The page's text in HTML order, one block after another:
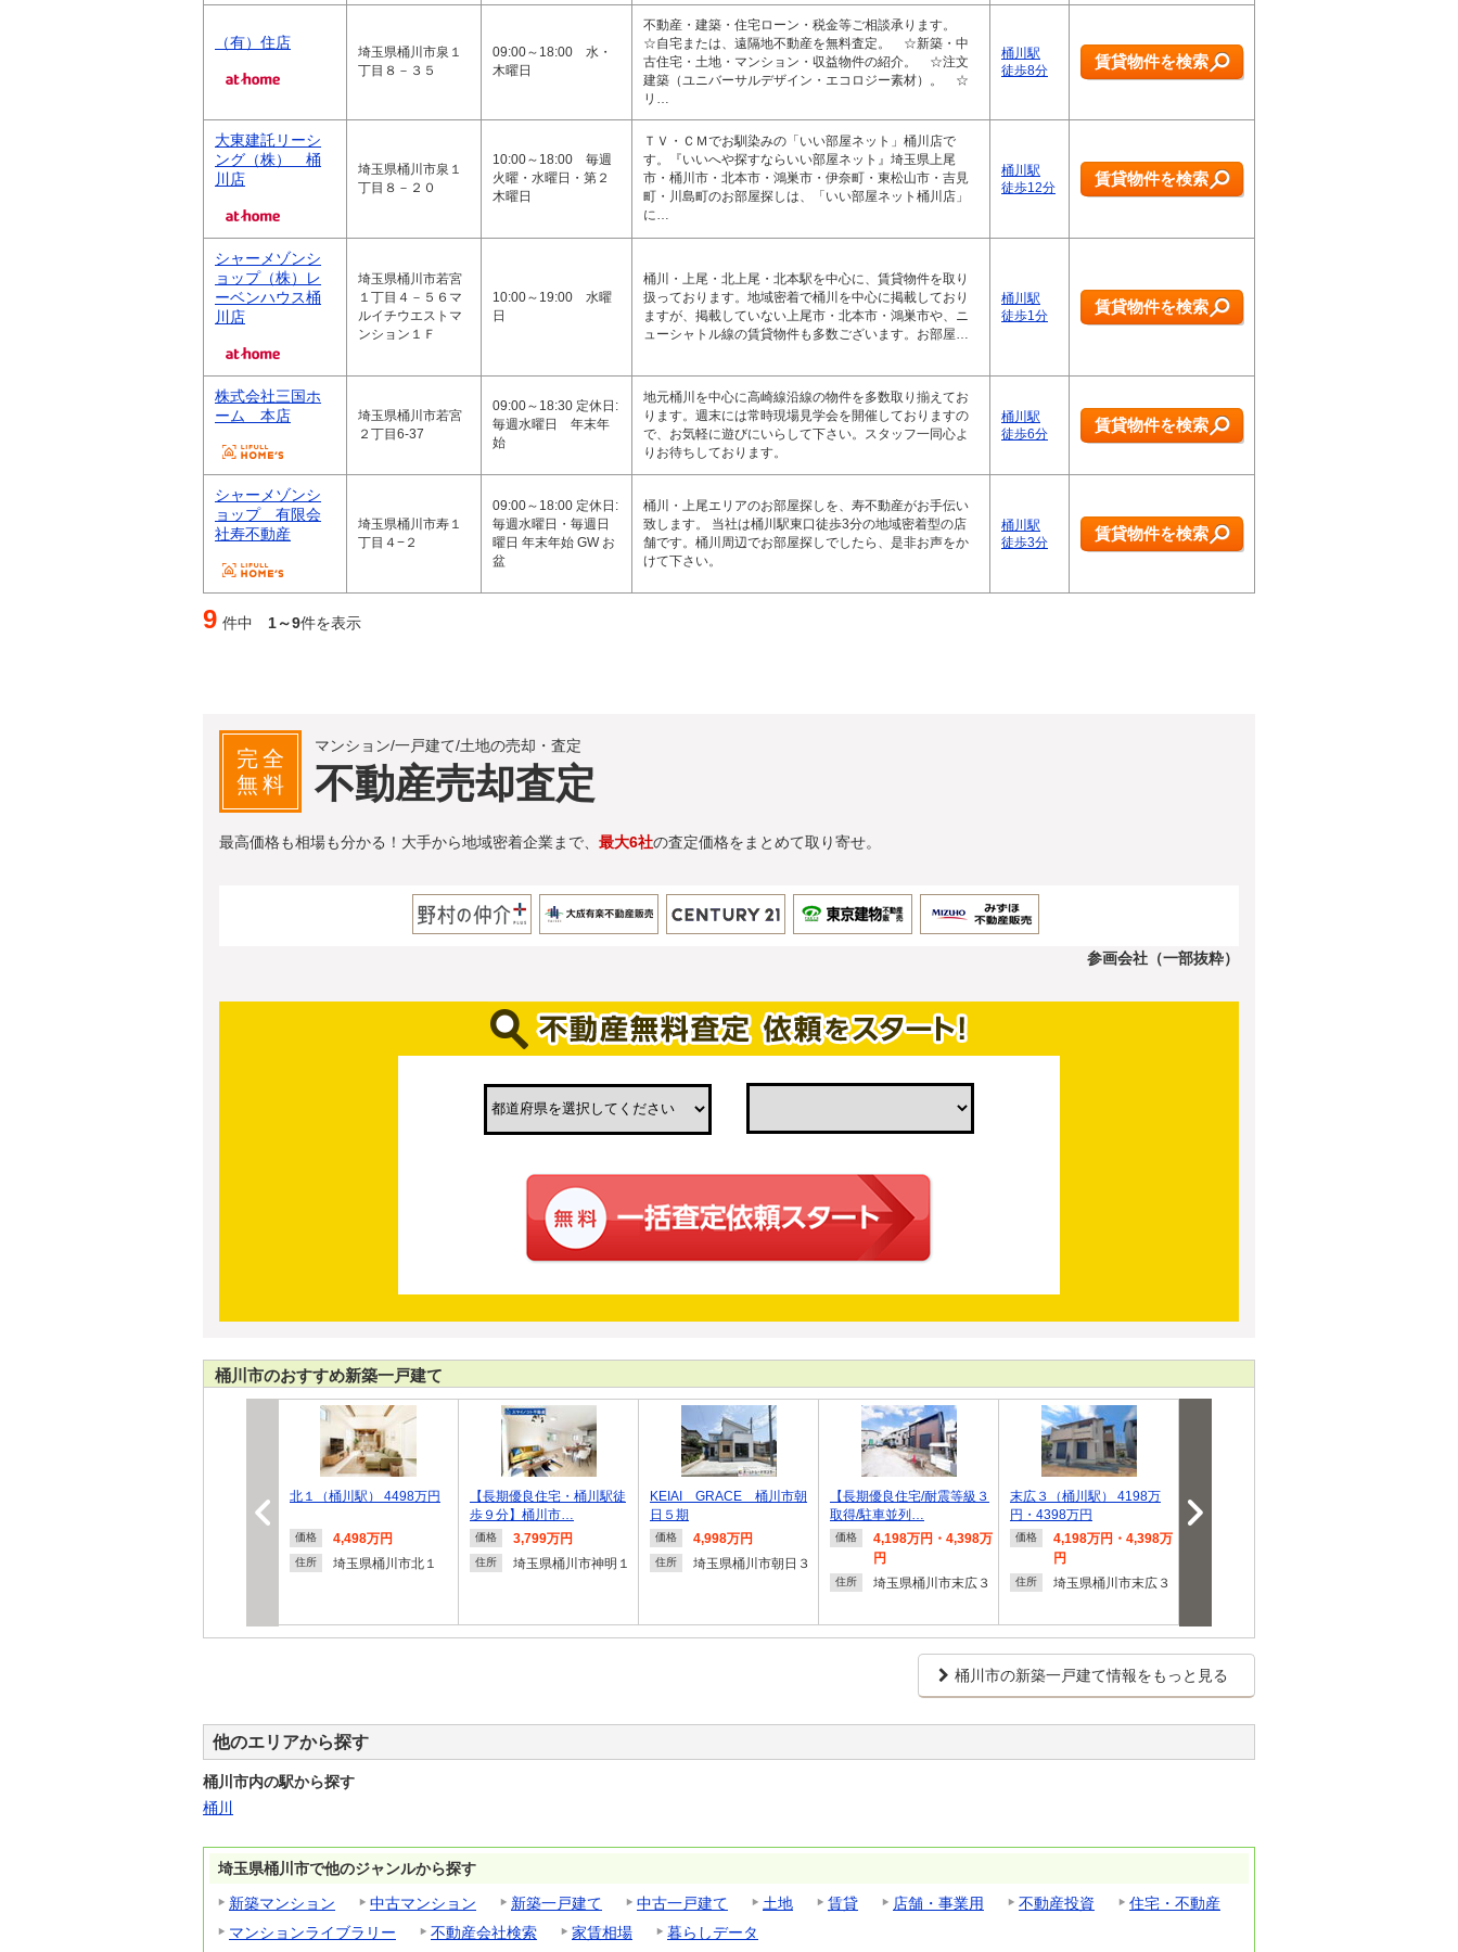
（有）住店
埼玉県桶川市泉１
丁目８－３５
09:00～18:00 水・
木曜日
不動産・建築・住宅ローン・税金等ご相談承ります。
☆自宅または、遠隔地不動産を無料査定。 ☆新築・中
古住宅・土地・マンション・収益物件の紹介。 ☆注文
建築（ユニバーサルデザイン・エコロジー素材）。 ☆
リ…
桶川駅
徒歩8分
賃貸物件を検索
大東建託リーシ
ング（株） 桶
川店
埼玉県桶川市泉１
丁目８－２０
10:00～18:00 毎週
火曜・水曜日・第２
木曜日
ＴＶ・ＣＭでお馴染みの「いい部屋ネット」桶川店で
す。『いいへや探すならいい部屋ネット』埼玉県上尾
市・桶川市・北本市・鴻巣市・伊奈町・東松山市・吉見
町・川島町のお部屋探しは、「いい部屋ネット桶川店」
に…
桶川駅
徒歩12分
賃貸物件を検索
シャーメゾンシ
ョップ（株）レ
ーベンハウス桶
川店
埼玉県桶川市若宮
１丁目４－５６マ
ルイチウエストマ
ンション１Ｆ
10:00～19:00 水曜
日
桶川・上尾・北上尾・北本駅を中心に、賃貸物件を取り
扱っております。地域密着で桶川を中心に掲載しており
ますが、掲載していない上尾市・北本市・鴻巣市や、ニ
ューシャトル線の賃貸物件も多数ございます。お部屋…
桶川駅
徒歩1分
賃貸物件を検索
株式会社三国ホ
ーム 本店
埼玉県桶川市若宮
２丁目6-37
09:00～18:30 定休日:
毎週水曜日 年末年
始
地元桶川を中心に高崎線沿線の物件を多数取り揃えてお
ります。週末には常時現場見学会を開催しておりますの
で、お気軽に遊びにいらして下さい。スタッフ一同心よ
りお待ちしております。
桶川駅
徒歩6分
賃貸物件を検索
シャーメゾンシ
ョップ 有限会
社寿不動産
埼玉県桶川市寿１
丁目４−２
09:00～18:00 定休日:
毎週水曜日・毎週日
曜日 年末年始 GW お
盆
桶川・上尾エリアのお部屋探しを、寿不動産がお手伝い
致します。 当社は桶川駅東口徒歩3分の地域密着型の店
舗です。桶川周辺でお部屋探しでしたら、是非お声をか
けて下さい。
桶川駅
徒歩3分
賃貸物件を検索
9 件中 1～9件を表示
完全
無料
マンション/一戸建て/土地の売却・査定
不動産売却査定
最高価格も相場も分かる！大手から地域密着企業まで、 最大6社の査定価格をまとめて取り寄せ。
参画会社（一部抜粋）
桶川市のおすすめ新築一戸建て
北１（桶川駅） 4498万円
価格 4,498万円
住所 埼玉県桶川市北１
【長期優良住宅・桶川駅徒
歩９分】桶川市…
価格 3,799万円
住所 埼玉県桶川市神明１
KEIAI GRACE 桶川市朝
日５期
価格 4,998万円
住所 埼玉県桶川市朝日３
【長期優良住宅/耐震等級３
取得/駐車並列…
価格
4,198万円・4,398万
円
住所 埼玉県桶川市末広３
末広３（桶川駅） 4198万
円・4398万円
価格
4,198万円・4,398万
円
住所 埼玉県桶川市末広３
麗zuireiー桶川
桶川市の新築一戸建て情報をもっと見る
他のエリアから探す
桶川市内の駅から探す
桶川
埼玉県桶川市で他のジャンルから探す
新築マンション
中古マンション 新築一戸建て 中古一戸建て 土地 賃貸 店舗・事業用 不動産投資
住宅・不動産
マンションライブラリー
不動産会社検索 家賃相場 暮らしデータ